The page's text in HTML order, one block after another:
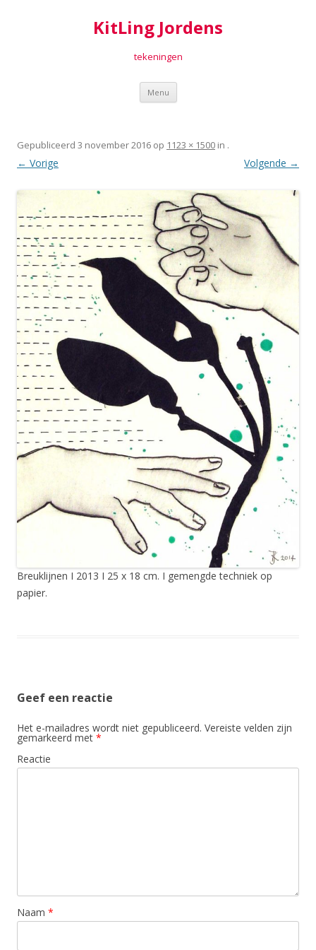
KitLing Jordens
tekeningen
Menu Spring
inhoud
Gepubliceerd 3 november 2016 op 1123 × 1500 in .
← Vorige Volgende →
Breuklijnen I 2013 I 25 x 18 cm. I gemengde techniek op
papier.
Geef een reactie
Het e-mailadres wordt niet gepubliceerd. Vereiste velden zijn
gemarkeerd met *
Reactie
Naam *